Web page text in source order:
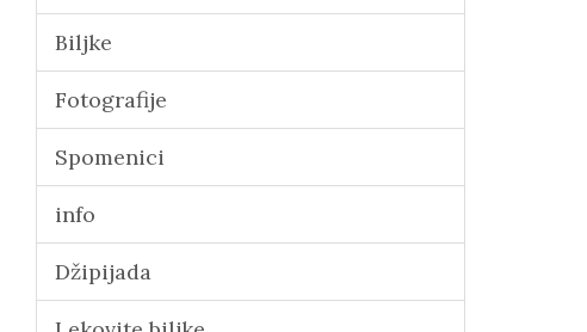
Biljke
Fotografije
Spomenici
info
Džipijada